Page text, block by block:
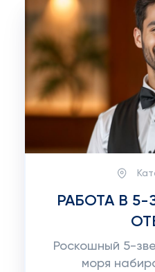
РАБОТА В
Роскошный 5-
моря